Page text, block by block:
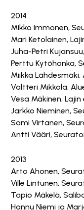
2014
Mikko Immonen,
Mari Ketolainen,
Juha-Petri
Perttu Kytöhonka,
Miikka
Valtteri Mikkola,
Vesa Mäkinen,
Jarkko Nieminen,
Sami Virtanen,
Antti Vääri,
2013
Arto Ahonen,
Ville Lintunen,
Tapio Mäkelä,
Hannu Niemi ja